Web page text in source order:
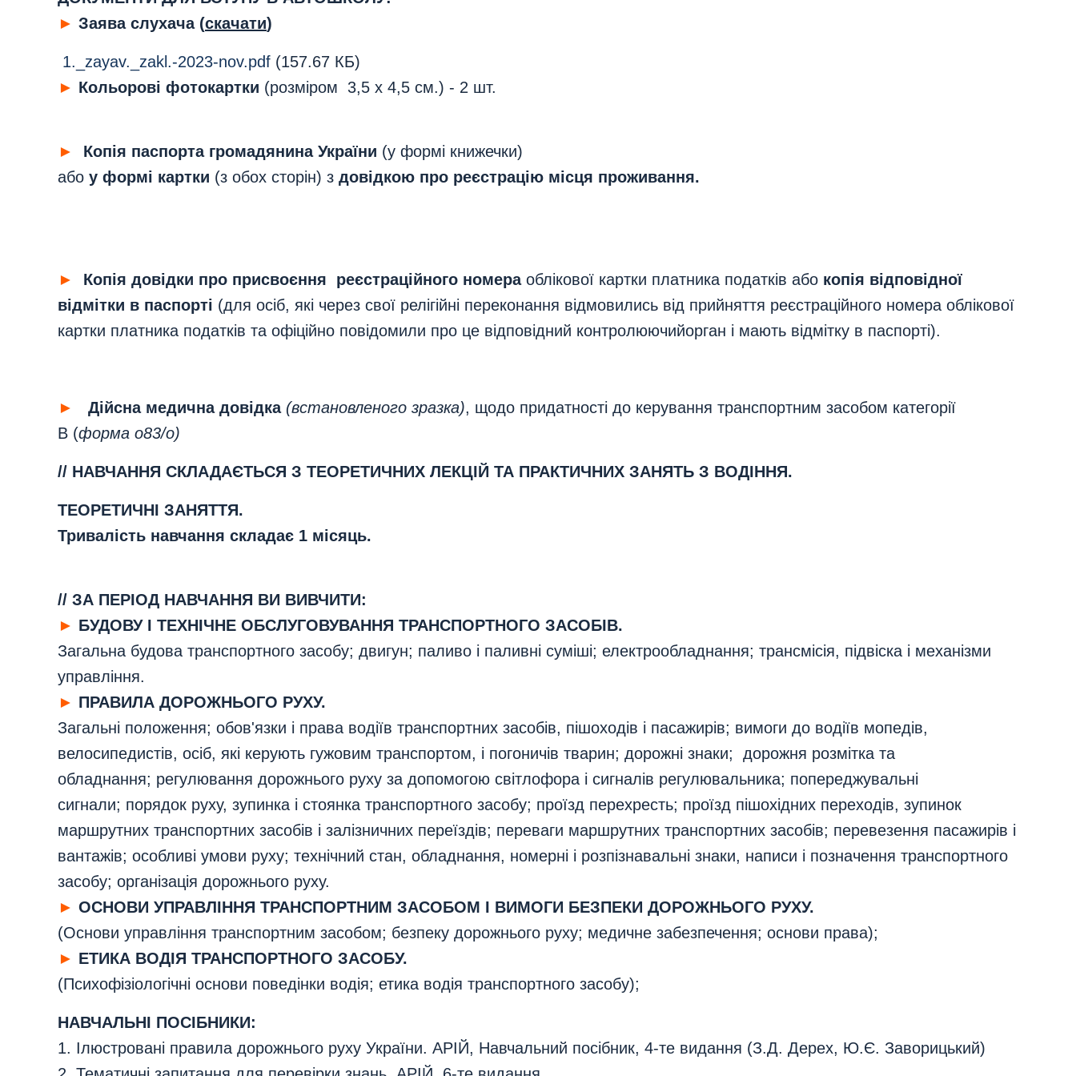
► Заява слухача (скачати)
1._zayav._zakl.-2023-nov.pdf (157.67 КБ)
► Кольорові фотокартки (розміром 3,5 х 4,5 см.) - 2 шт.
► Копія паспорта громадянина України (у формі книжечки)
або у формі картки (з обох сторін) з довідкою про реєстрацію місця проживання.
► Копія довідки про присвоєння реєстраційного номераоблікової картки платника податків або копія відповідної
відмітки в паспорті (для осіб, які через свої релігійні переконання відмовились від прийняття реєстраційного номера облікової
картки платника податків та офіційно повідомили про це відповідний контролюючийорган і мають відмітку в паспорті).
► Дійсна медична довідка (встановленого зразка), щодо придатності до керування транспортним засобом категорії
В (форма о83/о)
// НАВЧАННЯ СКЛАДАЄТЬСЯ З ТЕОРЕТИЧНИХ ЛЕКЦІЙ ТА ПРАКТИЧНИХ ЗАНЯТЬ З ВОДІННЯ.
ТЕОРЕТИЧНІ ЗАНЯТТЯ.
Тривалість навчання складає 1 місяць.
// ЗА ПЕРІОД НАВЧАННЯ ВИ ВИВЧИТИ:
► БУДОВУ І ТЕХНІЧНЕ ОБСЛУГОВУВАННЯ ТРАНСПОРТНОГО ЗАСОБІВ.
Загальна будова транспортного засобу; двигун; паливо і паливні суміші; електрообладнання; трансмісія, підвіска і механізми
управління.
► ПРАВИЛА ДОРОЖНЬОГО РУХУ.
Загальні положення; обов'язки і права водіїв транспортних засобів, пішоходів і пасажирів; вимоги до водіїв мопедів,
велосипедистів, осіб, які керують гужовим транспортом, і погоничів тварин; дорожні знаки; дорожня розмітка та
обладнання; регулювання дорожнього руху за допомогою світлофора і сигналів регулювальника; попереджувальні
сигнали; порядок руху, зупинка і стоянка транспортного засобу; проїзд перехресть; проїзд пішохідних переходів, зупинок
маршрутних транспортних засобів і залізничних переїздів; переваги маршрутних транспортних засобів; перевезення пасажирів і
вантажів; особливі умови руху; технічний стан, обладнання, номерні і розпізнавальні знаки, написи і позначення транспортного
засобу; організація дорожнього руху.
► ОСНОВИ УПРАВЛІННЯ ТРАНСПОРТНИМ ЗАСОБОМ І ВИМОГИ БЕЗПЕКИ ДОРОЖНЬОГО РУХУ.
(Основи управління транспортним засобом; безпеку дорожнього руху; медичне забезпечення; основи права);
► ЕТИКА ВОДІЯ ТРАНСПОРТНОГО ЗАСОБУ.
(Психофізіологічні основи поведінки водія; етика водія транспортного засобу);
НАВЧАЛЬНІ ПОСІБНИКИ:
1. Ілюстровані правила дорожнього руху України. АРІЙ, Навчальний посібник, 4-те видання (З.Д. Дерех, Ю.Є. Заворицький)